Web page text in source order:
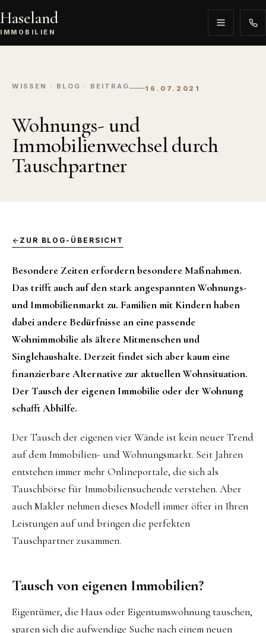
Haseland
IMMOBILIEN
WISSEN · BLOG · BEITRAG 16.07.2021
Wohnungs- und
Immobilienwechsel durch
Tauschpartner
ZUR BLOG-ÜBERSICHT
Besondere Zeiten erfordern besondere Maßnahmen.
Das trifft auch auf den stark angespannten Wohnungs-
und Immobilienmarkt zu. Familien mit Kindern haben
dabei andere Bedürfnisse an eine passende
Wohnimmobilie als ältere Mitmenschen und
Singlehaushalte. Derzeit findet sich aber kaum eine
finanzierbare Alternative zur aktuellen Wohnsituation.
Der Tausch der eigenen Immobilie oder der Wohnung
schafft Abhilfe.
Der Tausch der eigenen vier Wände ist kein neuer Trend
auf dem Immobilien- und Wohnungsmarkt. Seit Jahren
entstehen immer mehr Onlineportale, die sich als
Tauschbörse für Immobiliensuchende verstehen. Aber
auch Makler nehmen dieses Modell immer öfter in Ihren
Leistungen auf und bringen die perfekten
Tauschpartner zusammen.
Tausch von eigenen Immobilien?
Eigentümer, die Haus oder Eigentumswohnung tauschen,
sparen sich die aufwendige Suche nach einem neuen